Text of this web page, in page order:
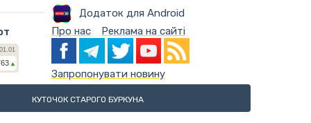
Додаток для Android
Про нас Реклама на сайті
Запропонувати новину
КУТОЧОК СТАРОГО БУРКУНА